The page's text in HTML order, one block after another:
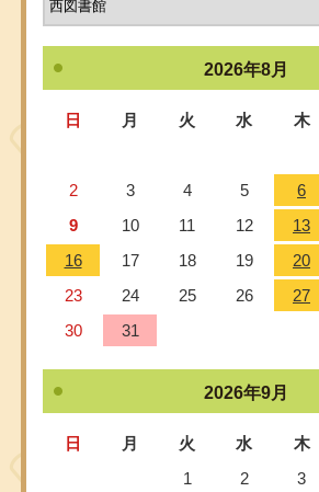
2026年8月
日 月 火 水 木
2
3 4 5 6
9
10 11 12 13
16
17 18 19 20
23
24 25 26 27
30
31
2026年9月
日 月 火 水 木
1
2 3